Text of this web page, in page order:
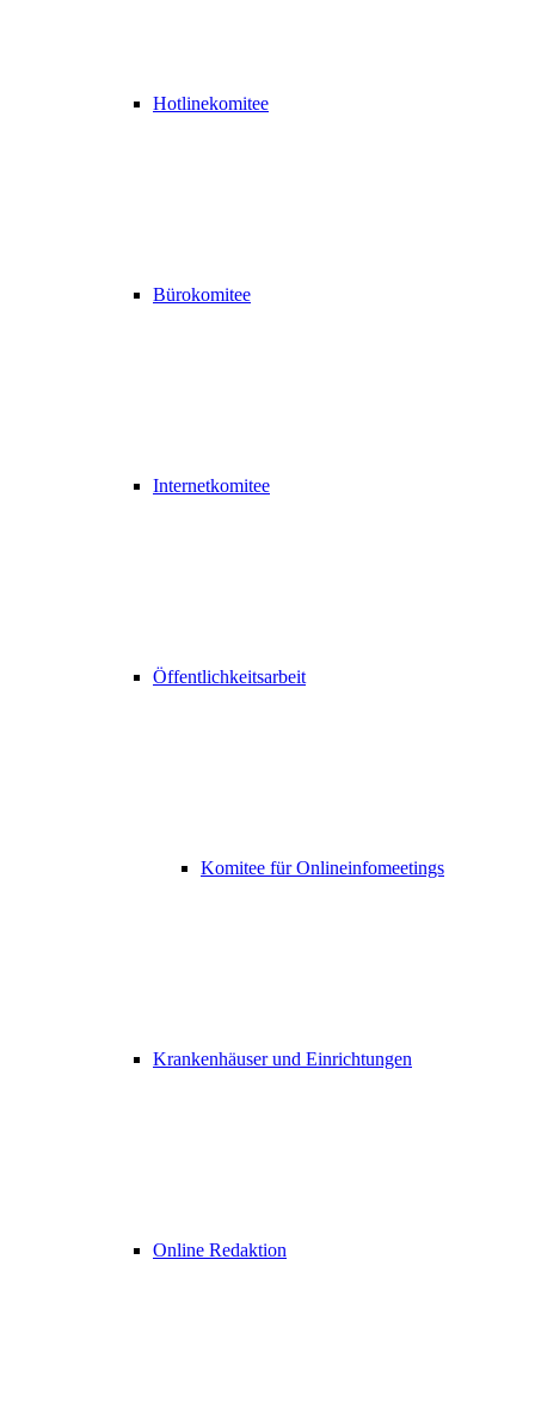
Hotlinekomitee
Bürokomitee
Internetkomitee
Öffentlichkeitsarbeit
Komitee für Onlineinfomeetings
Krankenhäuser und Einrichtungen
Online Redaktion